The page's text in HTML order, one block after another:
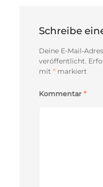
Schreibe
Deine E-Mail-
veröffentlicht.
mit * markiert
Kommentar *